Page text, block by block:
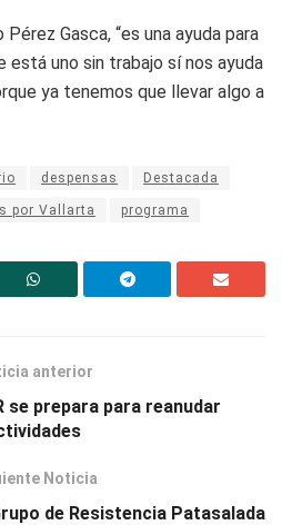
Gasca, “es una ayuda para
está uno sin trabajo sí nos ayuda
ya tenemos que llevar algo a
despensas Destacada
por Vallarta programa
anterior
se prepara para reanudar
Noticia
de Resistencia Patasalada